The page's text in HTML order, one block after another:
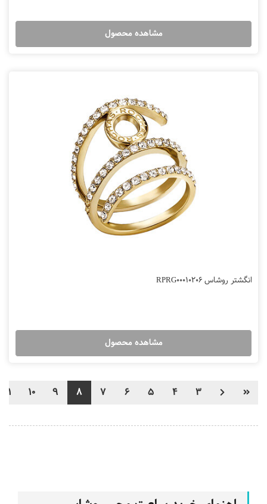
مشاهده محصول
انگشتر روشاس RPRG00010206
مشاهده محصول
3
4
5
6
7
8
9
10
11